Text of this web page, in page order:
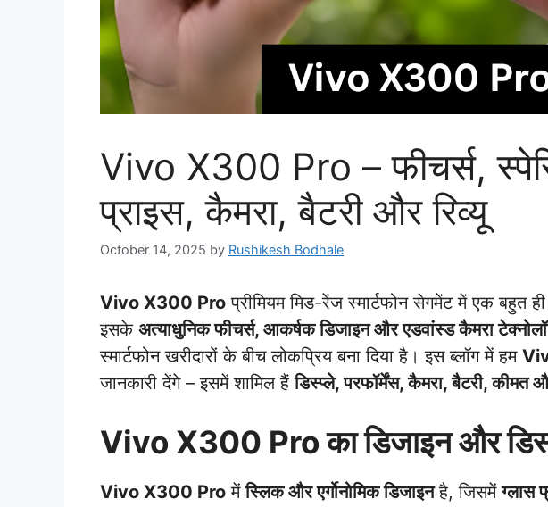
Vivo X300 Pro – फीचर्स,
प्राइस, कैमरा, बैटरी और रिव्यू
October 14, 2025 by Rushikesh Bodhale
Vivo X300 Pro प्रीमियम मिड-रेंज स्मार्टफोन सेगमेंट में एक बहुत
इसके अत्याधुनिक फीचर्स, आकर्षक डिजाइन और एडवांस्ड कैमरा
स्मार्टफोन खरीदारों के बीच लोकप्रिय बना दिया है। इस ब्लॉग में हम
जानकारी देंगे – इसमें शामिल हैंडिस्प्ले, परफॉर्मेंस, कैमरा, बैटरी, कीमत
Vivo X300 Pro का डिजाइन और
Vivo X300 Pro मेंस्लिक और एर्गोनोमिक डिजाइनहै, जिसमेंग्लास